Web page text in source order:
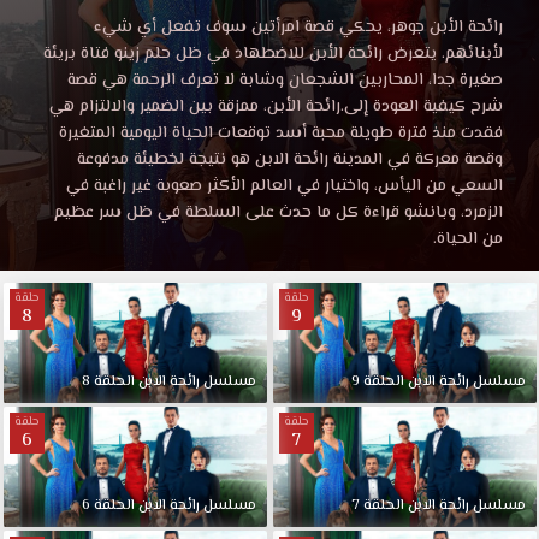
الابن
الحلقة
9
موقع
قصة
عشق
مشاهدة
مسلسل
رائحة
الابن
الحلقة
9
موقع
قصة
عشق
الأبن
جوهر،
يحكي
قصة
سوف
تفعل
أي
شيء
رائحة الأبن جوهر، يحكي قصة امرأتين سوف تفعل أي شيء
لأبنائهم. يتعرض رائحة الأبن للاضطهاد في ظل حلم زينو فتاة بريئة
صغيرة جدا، المحاربين الشجعان وشابة لا تعرف الرحمة هي قصة
شرح كيفية العودة إلى.رائحة الأبن، ممزقة بين الضمير والالتزام هي
فقدت منذ فترة طويلة محبة أسد توقعات الحياة اليومية المتغيرة
وقصة معركة في المدينة رائحة الابن هو نتيجة لخطيئة مدفوعة
السعي من اليأس، واختيار في العالم الأكثر صعوبة غير راغبة في
الزمرد، وبانشو قراءة كل ما حدث على السلطة في ظل سر عظيم
من الحياة.
حلقة
9
مسلسلرائحةالابنالحلقة9
حلقة
8
مسلسلرائحةالابنالحلقة8
حلقة
7
مسلسلرائحةالابنالحلقة7
حلقة
6
مسلسلرائحةالابنالحلقة6